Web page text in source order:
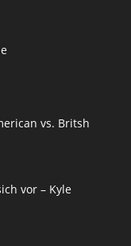
vs. Britsh
vor – Kyle